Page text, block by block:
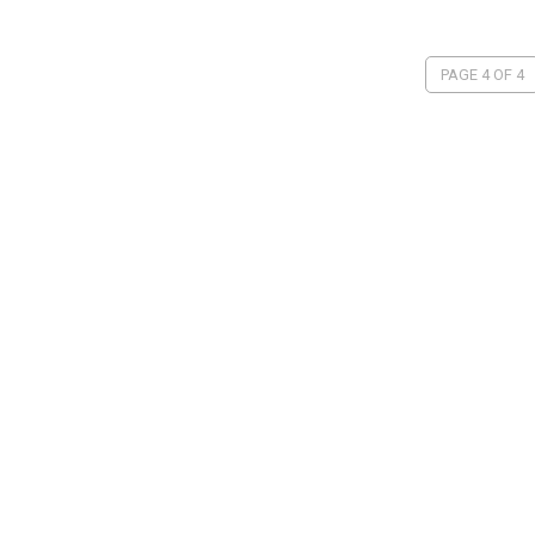
PAGE 4 OF 4